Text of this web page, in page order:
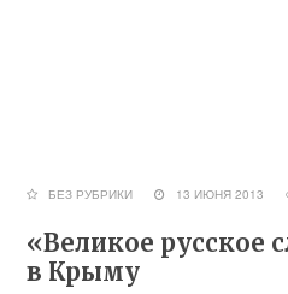
БЕЗ РУБРИКИ 13 ИЮНЯ 2013
«Великое русское
в Крыму